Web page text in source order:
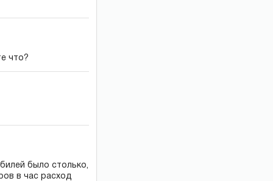
что?
было столько,
в час расход